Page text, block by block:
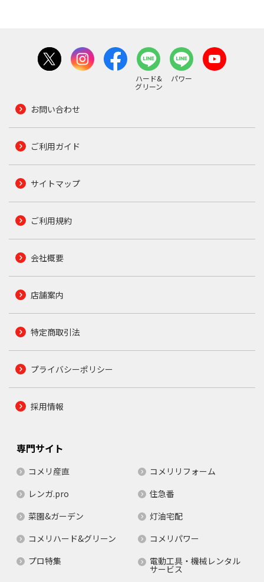
ハード&
グリーン
パワー
お問い合わせ
ご利用ガイド
サイトマップ
ご利用規約
会社概要
店舗案内
特定商取引法
プライバシーポリシー
採用情報
専門サイト
コメリ産直
コメリリフォーム
レンガ.pro
住急番
菜園&ガーデン
灯油宅配
コメリハード&グリーン
コメリパワー
プロ特集
電動工具・機械レンタル
サービス